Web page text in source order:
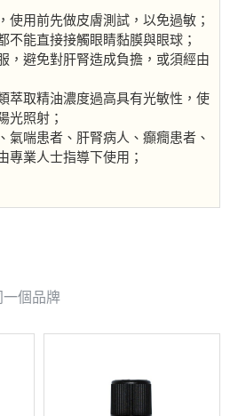
使用前先做皮膚測試，以免過敏；
不能直接接觸眼睛黏膜與眼球；
，避免對肝腎造成負擔，或須經由
萃取精油濃度過高具有光敏性，使
光照射；
氣喘患者、肝腎病人、癲癇患者、
專業人士指導下使用；
一個品牌